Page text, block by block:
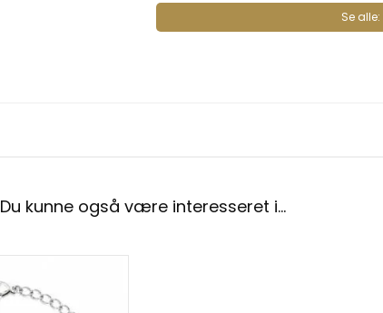
Se alle:
Du kunne også være interesseret i…